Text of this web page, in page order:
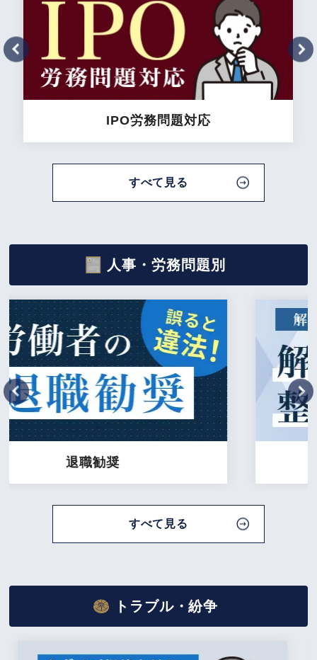
IPO労務問題対応
すべて見る
人事・労務問題別
解雇問題・
すべて見る
トラブル・紛争